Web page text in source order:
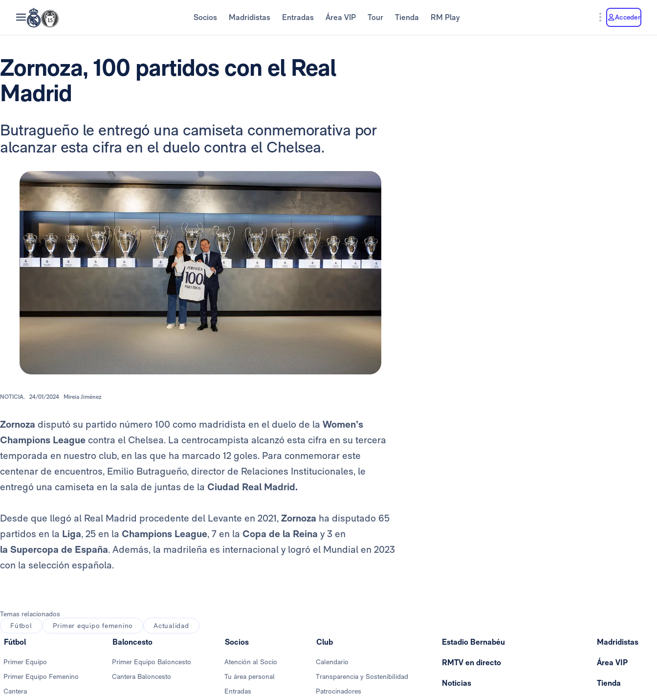
Socios Madridistas Entradas Área VIP Tour Tienda RM Play Acceder
Zornoza, 100 partidos con el Real
Madrid
Butragueño le entregó una camiseta conmemorativa por
alcanzar esta cifra en el duelo contra el Chelsea.
NOTICIA. 24/01/2024 Mireia Jiménez
Zornoza disputó su partido número 100 como madridista en el duelo de la Women’s
Champions League contra el Chelsea. La centrocampista alcanzó esta cifra en su tercera
temporada en nuestro club, en las que ha marcado 12 goles. Para conmemorar este
centenar de encuentros, Emilio Butragueño, director de Relaciones Institucionales, le
entregó una camiseta en la sala de juntas de la Ciudad Real Madrid.
Desde que llegó al Real Madrid procedente del Levante en 2021, Zornoza ha disputado 65
partidos en la Liga, 25 en la Champions League, 7 en la Copa de la Reina y 3 en
la Supercopa de España. Además, la madrileña es internacional y logró el Mundial en 2023
con la selección española.
Temas relacionados
Fútbol
Primer equipo femenino Actualidad
Fútbol
Primer Equipo
Primer Equipo Femenino
Cantera
Baloncesto
Primer Equipo Baloncesto
Cantera Baloncesto
Socios
Atención al Socio
Tu área personal
Entradas
Club
Calendario
Transparencia y Sostenibilidad
Patrocinadores
Estadio Bernabéu
RMTV en directo
Noticias
Madridistas
Área VIP
Tienda